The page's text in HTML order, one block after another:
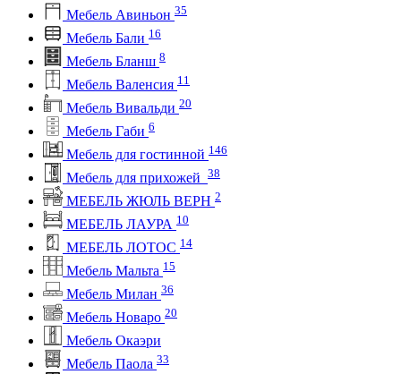
Мебель Авиньон 35
Мебель Бали 16
Мебель Бланш 8
Мебель Валенсия 11
Мебель Вивальди 20
Мебель Габи 6
Мебель для гостинной 146
Мебель для прихожей 38
МЕБЕЛЬ ЖЮЛЬ ВЕРН 2
МЕБЕЛЬ ЛАУРА 10
МЕБЕЛЬ ЛОТОС 14
Мебель Мальта 15
Мебель Милан 36
Мебель Новаро 20
Мебель Окаэри
Мебель Паола 33